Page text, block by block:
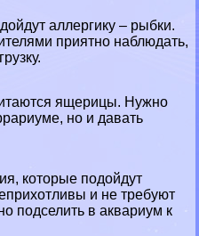
аллергику – рыбки.
приятно наблюдать,
ящерицы. Нужно
но и давать
которые подойдут
и не требуют
подселить в аквариум к